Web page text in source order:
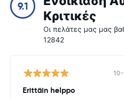
9.1
Κριτικές
Οι πελάτες μας μας
12842
Erittäin helppo